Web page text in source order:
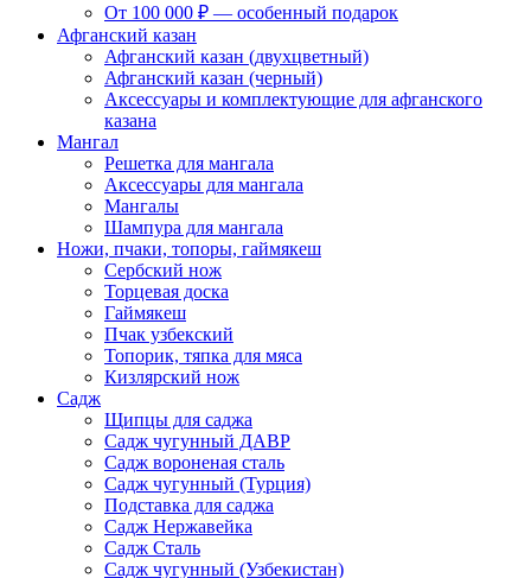
От 100 000 ₽ — особенный подарок
Афганский казан
Афганский казан (двухцветный)
Афганский казан (черный)
Аксессуары и комплектующие для афганского
казана
Мангал
Решетка для мангала
Аксессуары для мангала
Мангалы
Шампура для мангала
Ножи, пчаки, топоры, гаймякеш
Сербский нож
Торцевая доска
Гаймякеш
Пчак узбекский
Топорик, тяпка для мяса
Кизлярский нож
Садж
Щипцы для саджа
Садж чугунный ДАВР
Садж вороненая сталь
Садж чугунный (Турция)
Подставка для саджа
Садж Нержавейка
Садж Сталь
Садж чугунный (Узбекистан)